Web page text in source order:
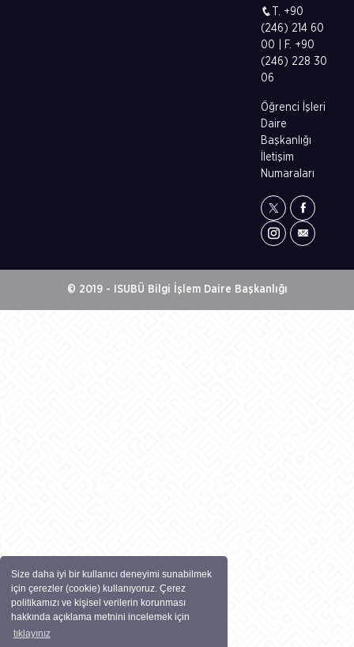
Size daha iyi bir kullanıcı deneyimi sunabilmek
için çerezler (cookie) kullanıyoruz. Çerez
politikamızı ve kişisel verilerin korunması
hakkında açıklama metnini incelemek için
tıklayınız
T. +90
(246) 214 60
00 | F. +90
(246) 228 30
06
Öğrenci İşleri
Daire
Başkanlığı
İletişim
Numaraları
© 2019 - ISUBÜ Bilgi İşlem Daire Başkanlığı